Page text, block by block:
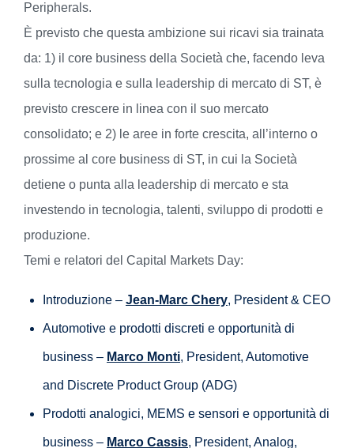
Peripherals.
È previsto che questa ambizione sui ricavi sia trainata
da: 1) il core business della Società che, facendo leva
sulla tecnologia e sulla leadership di mercato di ST, è
previsto crescere in linea con il suo mercato
consolidato; e 2) le aree in forte crescita, all’interno o
prossime al core business di ST, in cui la Società
detiene o punta alla leadership di mercato e sta
investendo in tecnologia, talenti, sviluppo di prodotti e
produzione.
Temi e relatori del Capital Markets Day:
Introduzione – Jean-Marc Chery, President & CEO
Automotive e prodotti discreti e opportunità di
business – Marco Monti, President, Automotive
and Discrete Product Group (ADG)
Prodotti analogici, MEMS e sensori e opportunità di
business – Marco Cassis, President, Analog,